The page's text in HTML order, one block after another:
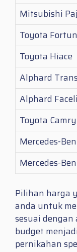
Mitsubishi
Toyota
Toyota Hiace
Alphard
Alphard
Toyota Camry
Mercedes-
Mercedes-
Pilihan harga
anda untuk
sesuai
budget
pernikahan